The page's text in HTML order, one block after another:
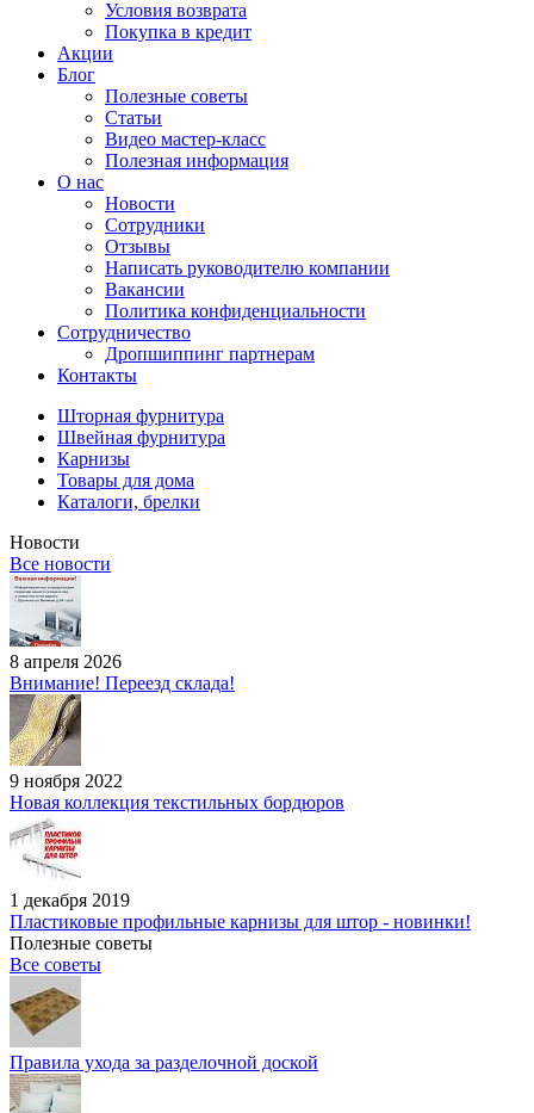
Условия возврата
Покупка в кредит
Акции
Блог
Полезные советы
Статьи
Видео мастер-класс
Полезная информация
О нас
Новости
Сотрудники
Отзывы
Написать руководителю компании
Вакансии
Политика конфиденциальности
Сотрудничество
Дропшиппинг партнерам
Контакты
Шторная фурнитура
Швейная фурнитура
Карнизы
Товары для дома
Каталоги, брелки
Новости
Все новости
8 апреля 2026
Внимание! Переезд склада!
9 ноября 2022
Новая коллекция текстильных бордюров
1 декабря 2019
Пластиковые профильные карнизы для штор - новинки!
Полезные советы
Все советы
Правила ухода за разделочной доской